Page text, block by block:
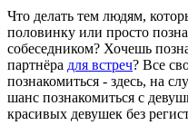
Что делать тем людям,
половинку или просто
собеседником? Хочешь
партнёра для встреч? Все
познакомиться - здесь, на
шанс познакомиться с
красивых девушек без